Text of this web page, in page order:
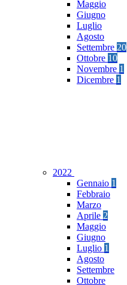
Maggio
Giugno
Luglio
Agosto
Settembre 20
Ottobre 10
Novembre 1
Dicembre 1
2022
Gennaio 1
Febbraio
Marzo
Aprile 2
Maggio
Giugno
Luglio 1
Agosto
Settembre
Ottobre